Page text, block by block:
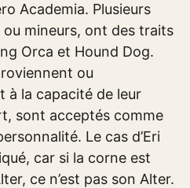
Academia. Plusieurs
mineurs, ont des traits
Orca et Hound Dog.
ou
à la capacité de leur
sont acceptés comme
Le cas d’Eri
car si la corne est
ce n’est pas son Alter.